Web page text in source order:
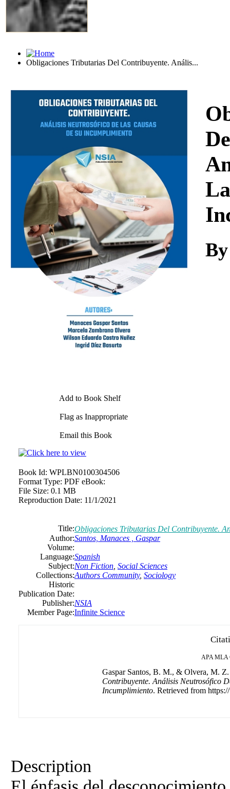
Obligaciones Tributarias Del Contribuyente. Anális...
Download
Add to Book Shelf
Flag as Inappropriate
Email this Book
Book Id: WPLBN0100304506
Format Type: PDF eBook:
File Size: 0.1 MB
Reproduction Date: 11/1/2021
Title:Obligaciones Tributarias Del Contribuyente.
Author:Santos, Manaces , Gaspar
Volume:
Language:Spanish
Subject:Non Fiction Social Sciences
Collections:Authors Community, Sociology
Historic
Publication Date:
Publisher:NSIA
Member Page:Infinite Science
APA MLA
Gaspar Santos, B. M., & Olvera, M.
Contribuyente. Análisis Neutrosófico
Incumplimiento. Retrieved from
Description